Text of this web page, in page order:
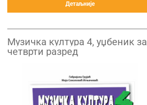
Детаљније
Музичка култура 4, уџбеник за
четврти разред